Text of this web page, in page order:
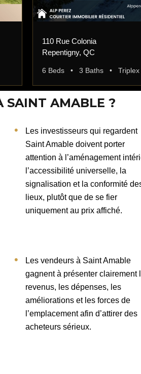
110 Rue Colonia
Repentigny, QC
6 Beds • 3 Baths • Triplex
SAINT AMABLE ?
Les investisseurs qui regardent
Saint Amable doivent porter
attention à l’aménagement
l’accessibilité universelle, la
signalisation et la conformité
lieux, plutôt que de se fier
uniquement au prix affiché.
Les vendeurs à Saint Amable
gagnent à présenter clairement
revenus, les dépenses, les
améliorations et les forces de
l’emplacement afin d’attirer des
acheteurs sérieux.